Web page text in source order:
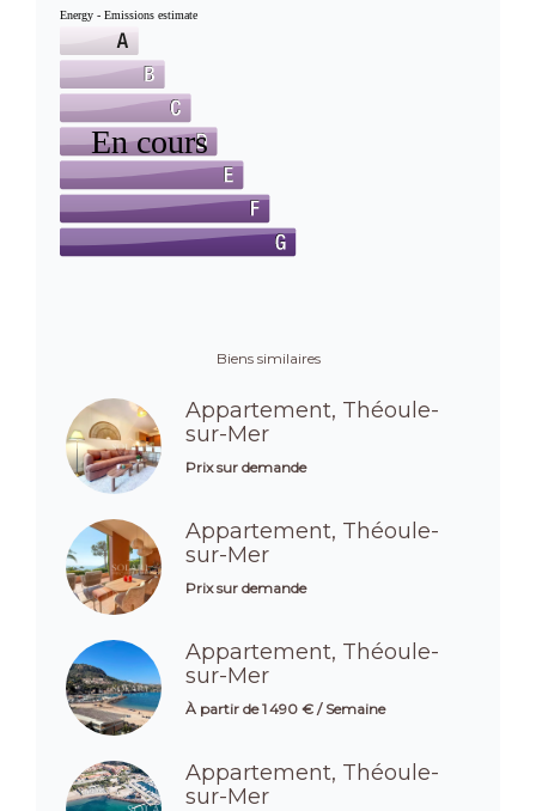
Biens similaires
Appartement, Théoule-
sur-Mer
Prix sur demande
Appartement, Théoule-
sur-Mer
Prix sur demande
Appartement, Théoule-
sur-Mer
À partir de 1 490 € / Semaine
Appartement, Théoule-
sur-Mer